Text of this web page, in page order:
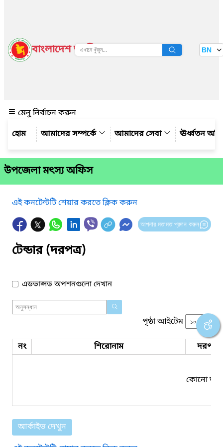
বাংলাদেশ জাতীয় তথ্য বাতায়ন BN
মেনু নির্বাচন করুন
আমাদের সম্পর্কে
আমাদের সেবা ঊর্ধ্বতন
উপজেলা মৎস্য অফিস
এই কনটেন্টটি শেয়ার করতে ক্লিক করুন
আপনার মতামত প্রদান করুন
টেন্ডার (দরপত্র)
এডভান্সড অপশনগুলো দেখান
পৃষ্ঠা আইটেম
নং শিরোনাম দরপত্র
কোনো তথ্য
আর্কাইভ দেখুন